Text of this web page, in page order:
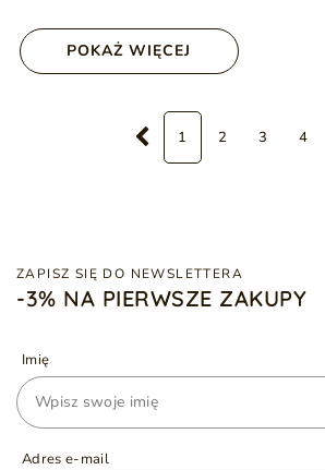
POKAŻ WIĘCEJ
1 2 3 4
ZAPISZ SIĘ DO NEWSLETTERA
-3% NA PIERWSZE ZAKUPY
Imię
Adres e-mail